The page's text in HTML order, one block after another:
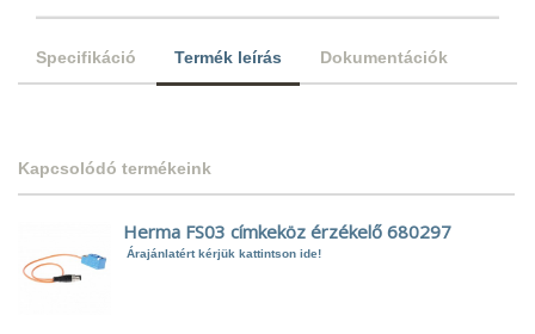
Specifikáció Termék leírás Dokumentációk
Kapcsolódó termékeink
Herma FS03 címkeköz érzékelő 680297
Árajánlatért kérjük kattintson ide!